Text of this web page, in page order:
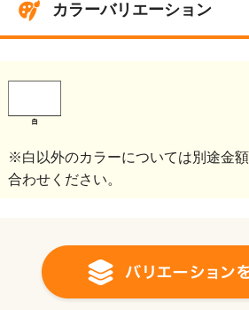
カラーバリエーション
※白以外のカラーについては別途金
合わせください。